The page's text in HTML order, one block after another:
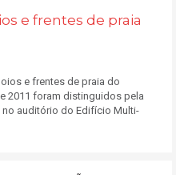
e frentes de praia
e frentes de praia do
2011 foram distinguidos pela
no auditório do Edifício Multi-